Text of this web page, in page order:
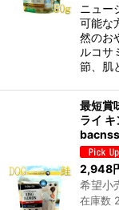
ニュー
可能な
然のお
ルコサ
節、肌
最短賞
ライ
2,948
希望小
在庫数